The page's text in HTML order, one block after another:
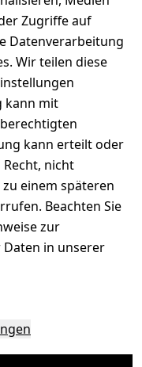
Zugriffe auf
Datenverarbeitung
Wir teilen diese
kann mit
kann erteilt oder
nicht
einem späteren
Beachten Sie
zur
in unserer
Festpreis in
Auszahlung